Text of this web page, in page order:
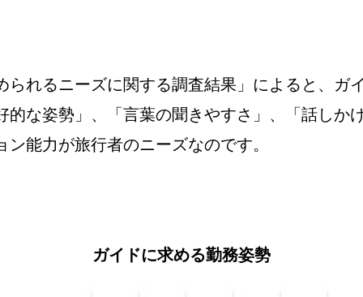
られるニーズに関する調査結果」によると、ガ
的な姿勢」、「言葉の聞きやすさ」、「話しか
能力が旅行者のニーズなのです。
ガイドに求める勤務姿勢